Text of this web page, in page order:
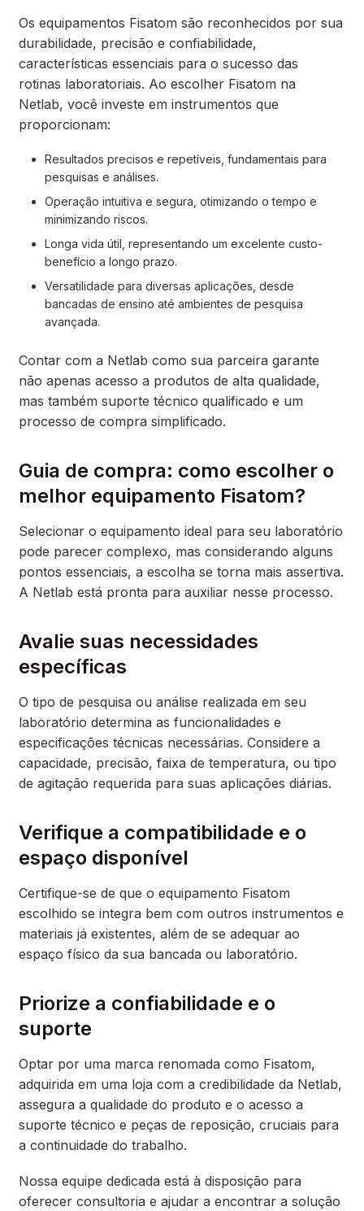
Os equipamentos Fisatom são reconhecidos por sua
durabilidade, precisão e confiabilidade,
características essenciais para o sucesso das
rotinas laboratoriais. Ao escolher Fisatom na
Netlab, você investe em instrumentos que
proporcionam:
Resultados precisos e repetíveis, fundamentais para
pesquisas e análises.
Operação intuitiva e segura, otimizando o tempo e
minimizando riscos.
Longa vida útil, representando um excelente custo-
benefício a longo prazo.
Versatilidade para diversas aplicações, desde
bancadas de ensino até ambientes de pesquisa
avançada.
Contar com a Netlab como sua parceira garante
não apenas acesso a produtos de alta qualidade,
mas também suporte técnico qualificado e um
processo de compra simplificado.
Guia de compra: como escolher o
melhor equipamento Fisatom?
Selecionar o equipamento ideal para seu laboratório
pode parecer complexo, mas considerando alguns
pontos essenciais, a escolha se torna mais assertiva.
A Netlab está pronta para auxiliar nesse processo.
Avalie suas necessidades
específicas
O tipo de pesquisa ou análise realizada em seu
laboratório determina as funcionalidades e
especificações técnicas necessárias. Considere a
capacidade, precisão, faixa de temperatura, ou tipo
de agitação requerida para suas aplicações diárias.
Verifique a compatibilidade e o
espaço disponível
Certifique-se de que o equipamento Fisatom
escolhido se integra bem com outros instrumentos e
materiais já existentes, além de se adequar ao
espaço físico da sua bancada ou laboratório.
Priorize a confiabilidade e o
suporte
Optar por uma marca renomada como Fisatom,
adquirida em uma loja com a credibilidade da Netlab,
assegura a qualidade do produto e o acesso a
suporte técnico e peças de reposição, cruciais para
a continuidade do trabalho.
Nossa equipe dedicada está à disposição para
oferecer consultoria e ajudar a encontrar a solução